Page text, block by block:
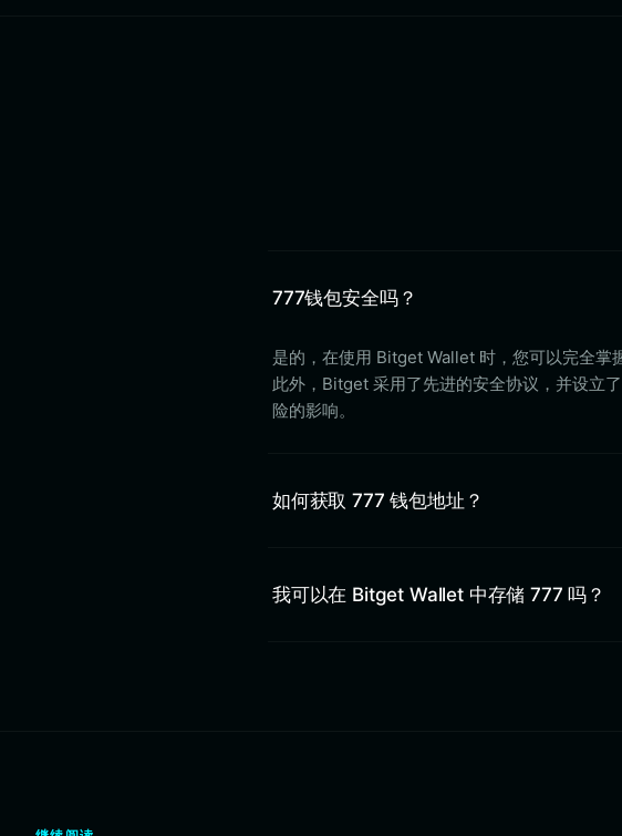
777钱包安全吗？
是的，在使用 Bitget Wallet 时，您可以完全掌
此外，Bitget 采用了先进的安全协议，并设立
险的影响。
如何获取 777 钱包地址？
我可以在 Bitget Wallet 中存储 777 吗？